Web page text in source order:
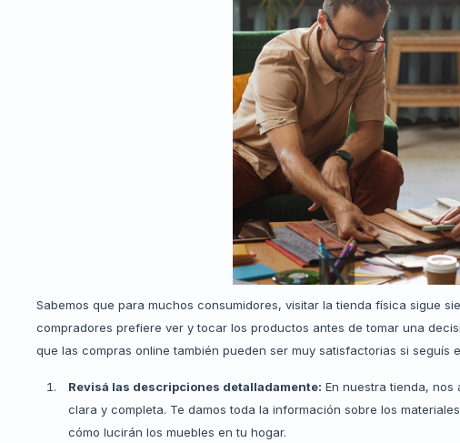
Sabemos que para muchos consumidores, visitar la tienda física sigue
compradores prefiere ver y tocar los productos antes de tomar una
que las compras online también pueden ser muy satisfactorias si seguís
Revisá las descripciones detalladamente: En nuestra tienda,
clara y completa. Te damos toda la información sobre los
cómo lucirán los muebles en tu hogar.